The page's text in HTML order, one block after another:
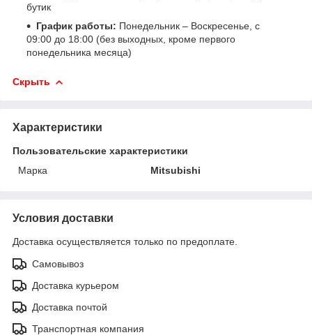
бутик
График работы: Понедельник – Воскресенье, с
09:00 до 18:00 (без выходных, кроме первого
понедельника месяца)
Скрыть
Характеристики
Пользовательские характеристики
Марка
Mitsubishi
Условия доставки
Доставка осуществляется только по предоплате.
Самовывоз
Доставка курьером
Доставка почтой
Транспортная компания